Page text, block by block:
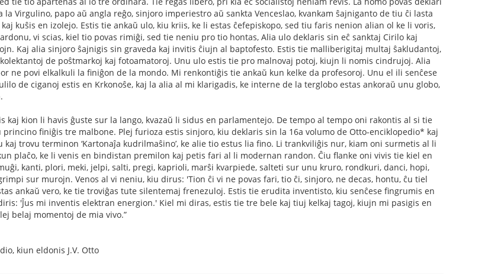
la Virgulino, papo aŭ angla reĝo, sinjoro imperiestro aŭ sankta Venceslao, kvankam ŝajniganto de tiu ĉi lasta
kuŝis en izolejo. Estis tie ankaŭ ulo, kiu kriis, ke li estas ĉefepiskopo, sed tiu faris nenion alian ol ke li voris,
vi scias, kiel tio povas rimiĝi, sed tie neniu pro tio hontas, Alia ulo deklaris sin eĉ sanktaj Cirilo kaj
Kaj alia sinjoro ŝajnigis sin graveda kaj invitis ĉiujn al baptofesto. Estis tie malliberigitaj multaj ŝakludantoj,
de poŝtmarkoj kaj fotoamatoroj. Unu ulo estis tie pro malnovaj potoj, kiujn li nomis cindrujoj. Alia
ne povi elkalkuli la ﬁniĝon de la mondo. Mi renkontiĝis tie ankaŭ kun kelke da profesoroj. Unu el ili senĉese
de ciganoj estis en Krkonoŝe, kaj la alia al mi klarigadis, ke interne de la terglobo estas ankoraŭ unu globo,
kaj kion li havis ĝuste sur la lango, kvazaŭ li sidus en parlamentejo. De tempo al tempo oni rakontis al si tie
ﬁniĝis tre malbone. Plej furioza estis sinjoro, kiu deklaris sin la 16a volumo de Otto-enciklopedio* kaj
trovu terminon ‘Kartonaĵa kudrilmaŝino’, ke alie tio estus lia ﬁno. Li trankviliĝis nur, kiam oni surmetis al li
plaĉo, ke li venis en bindistan premilon kaj petis fari al li modernan randon. Ĉiu flanke oni vivis tie kiel en
kanti, plori, meki, jelpi, salti, pregi, kaprioli, marŝi kvarpiede, salteti sur unu kruro, rondkuri, danci, hopi,
sur murojn. Venos al vi neniu, kiu dirus: 'Tion ĉi vi ne povas fari, tio ĉi, sinjoro, ne decas, hontu, ĉu tiel
ankaŭ vero, ke tie troviĝas tute silentemaj frenezuloj. Estis tie erudita inventisto, kiu senĉese ﬁngrumis en
'Ĵus mi inventis elektran energion.' Kiel mi diras, estis tie tre bele kaj tiuj kelkaj tagoj, kiujn mi pasigis en
belaj momentoj de mia vivo.”
kiun eldonis J.V. Otto